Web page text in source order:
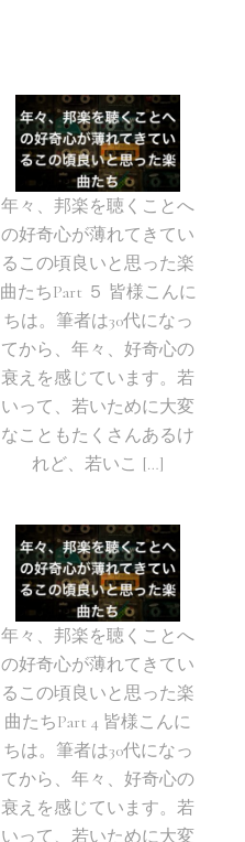
年々、邦楽を聴くことへ
の好奇心が薄れてきてい
るこの頃良いと思った楽
曲たちPart ５ 皆様こんに
ちは。筆者は30代になっ
てから、年々、好奇心の
衰えを感じています。若
いって、若いために大変
なこともたくさんあるけ
れど、若いこ […]
年々、邦楽を聴くことへ
の好奇心が薄れてきてい
るこの頃良いと思った楽
曲たちPart 4 皆様こんに
ちは。筆者は30代になっ
てから、年々、好奇心の
衰えを感じています。若
いって、若いために大変